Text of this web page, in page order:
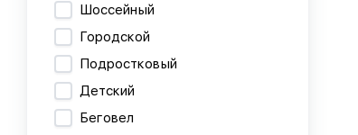
Шоссейный
Городской
Подростковый
Детский
Беговел